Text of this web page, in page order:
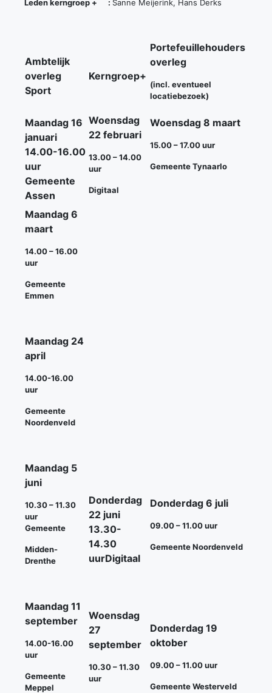
Leden kerngroep + : Sanne Meijerink, Hans Derks
Ambtelijk
overleg
Sport
Kerngroep+
Portefeuillehouders
overleg
(incl. eventueel
locatiebezoek)
Maandag 16
januari
14.00-16.00
uur
Gemeente
Assen
Woensdag
22 februari
13.00 – 14.00
uur
Digitaal
Woensdag 8 maart
15.00 – 17.00 uur
Gemeente Tynaarlo
Maandag 6
maart
14.00 – 16.00
uur
Gemeente
Emmen
Maandag 24
april
14.00-16.00
uur
Gemeente
Noordenveld
Maandag 5
juni
10.30 – 11.30
uur
Gemeente
Midden-
Drenthe
Donderdag
22 juni
13.30-
14.30
uurDigitaal
Donderdag 6 juli
09.00 – 11.00 uur
Gemeente Noordenveld
Maandag 11
september
14.00-16.00
uur
Gemeente
Meppel
Woensdag
27
september
10.30 – 11.30
uur
Donderdag 19
oktober
09.00 – 11.00 uur
Gemeente Westerveld